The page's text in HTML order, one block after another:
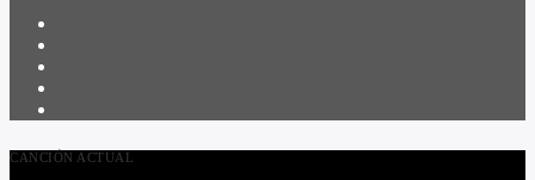
CANCIÓN ACTUAL